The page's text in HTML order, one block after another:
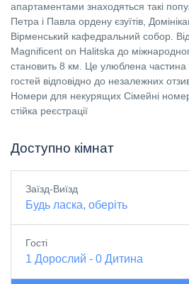
апартаментами знаходяться такі
Петра і Павла ордену єзуїтів,
Вірменський кафедральний собор.
Magnificent on Halitska до
становить 8 км. Це улюблена частина
гостей відповідно до незалежних
Номери для некурящих Сімейні
стійка реєстрації
Доступно кімнат
Заїзд-Виїзд
Будь ласка, оберіть
Гості
1 Дорослий - 0 Дитина